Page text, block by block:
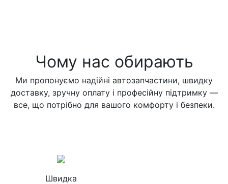
Чому нас обирають
Ми пропонуємо надійні автозапчастини, швидку
доставку, зручну оплату і професійну підтримку —
все, що потрібно для вашого комфорту і безпеки.
Швидка